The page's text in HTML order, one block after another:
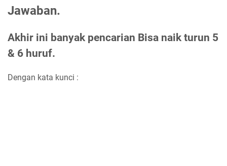
Jawaban.
Akhir ini banyak pencarian Bisa naik turun 5
& 6 huruf.
Dengan kata kunci :